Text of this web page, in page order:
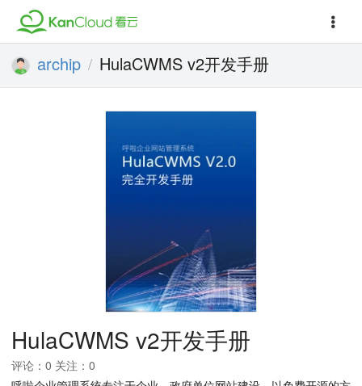
archip / HulaCWMS v2开发手册
HulaCWMS v2开发手册
评论：0 关注：0